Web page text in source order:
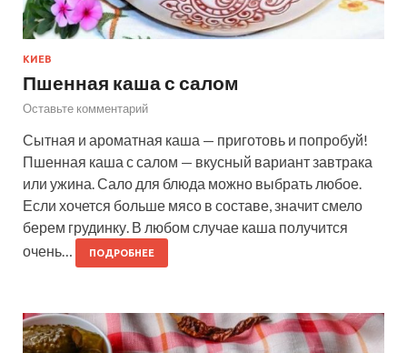
КИЕВ
Пшенная каша с салом
Оставьте комментарий
Сытная и ароматная каша — приготовь и попробуй!
Пшенная каша с салом — вкусный вариант завтрака
или ужина. Сало для блюда можно выбрать любое.
Если хочется больше мясо в составе, значит смело
берем грудинку. В любом случае каша получится
очень…
ПОДРОБНЕЕ